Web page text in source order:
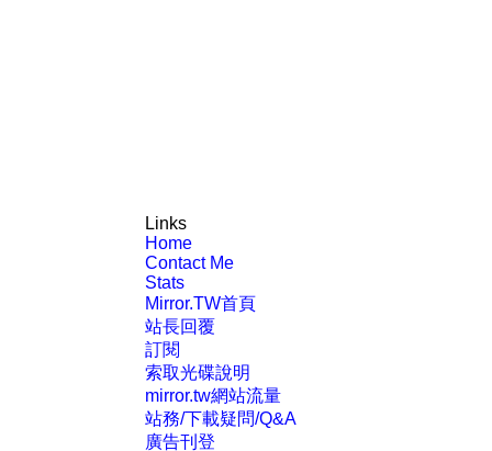
Links
Home
Contact Me
Stats
Mirror.TW首頁
站長回覆
訂閱
索取光碟說明
mirror.tw網站流量
站務/下載疑問/Q&A
廣告刊登